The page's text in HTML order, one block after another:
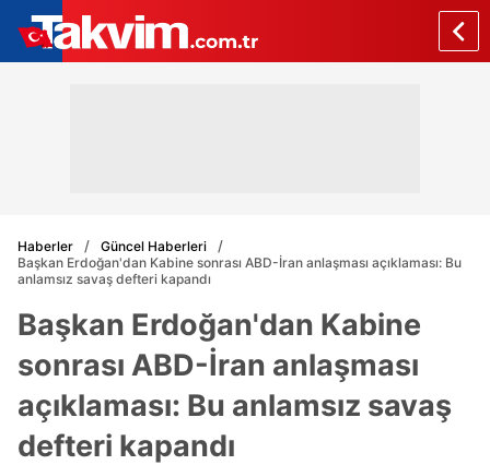
Haberler
Güncel Haberleri
Başkan Erdoğan'dan Kabine sonrası ABD-İran anlaşması açıklaması: Bu
anlamsız savaş defteri kapandı
Başkan Erdoğan'dan Kabine
sonrası ABD-İran anlaşması
açıklaması: Bu anlamsız savaş
defteri kapandı